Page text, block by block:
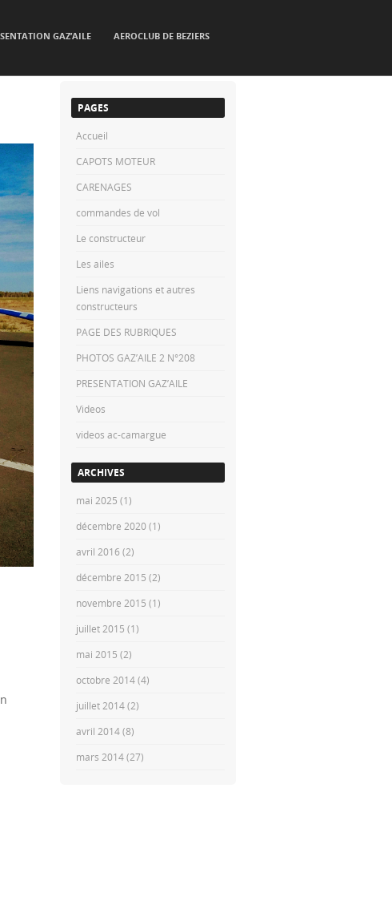
GAZ’AILE AEROCLUB DE BEZIERS
PAGES
Accueil
CAPOTS MOTEUR
CARENAGES
commandes de vol
Le constructeur
Les ailes
Liens navigations et autres
constructeurs
PAGE DES RUBRIQUES
PHOTOS GAZ’AILE 2 N°208
PRESENTATION GAZ’AILE
Videos
videos ac-camargue
ARCHIVES
mai 2025 (1)
décembre 2020(1)
avril 2016 (2)
décembre 2015 (2)
novembre 2015 (1)
juillet 2015 (1)
mai 2015 (2)
octobre 2014(4)
juillet 2014(2)
avril 2014(8)
mars 2014(27)